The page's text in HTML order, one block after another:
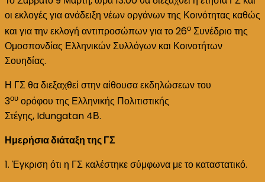
Γενική
Συνέλευση
(ΓΣ)
της
Κοινότητας
οι εκλογές για ανάδειξη νέων οργάνων της Κοινότητας καθώς
και για την εκλογή αντιπροσώπων για το 26ο Συνέδριο της
Ομοσπονδίας Ελληνικών Συλλόγων και Κοινοτήτων
Σουηδίας.
Η ΓΣ θα διεξαχθεί στην αίθουσα εκδηλώσεων του
3ου ορόφου της Ελληνικής Πολιτιστικής
Στέγης, Idungatan 4Β.
Ημερήσια διάταξη της ΓΣ
1. Έγκριση ότι η ΓΣ καλέστηκε σύμφωνα με το καταστατικό.